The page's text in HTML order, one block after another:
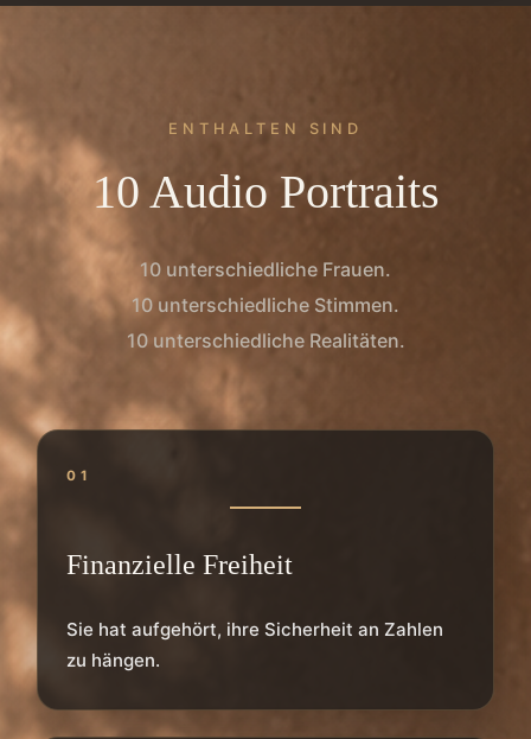
ENTHALTEN SIND
10 Audio Portraits
10 unterschiedliche Frauen.
10 unterschiedliche Stimmen.
10 unterschiedliche Realitäten.
01
Finanzielle Freiheit
Sie hat aufgehört, ihre Sicherheit an Zahlen
zu hängen.